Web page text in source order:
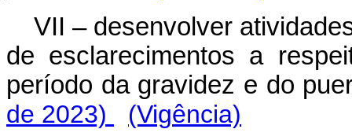
VII – desenvolver
de esclarecimentos a
período da gravidez e do
de 2023)
(Vigência)